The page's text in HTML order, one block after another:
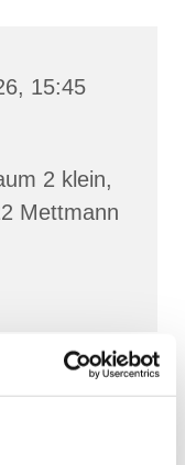
15:45
2 klein,
Mettmann